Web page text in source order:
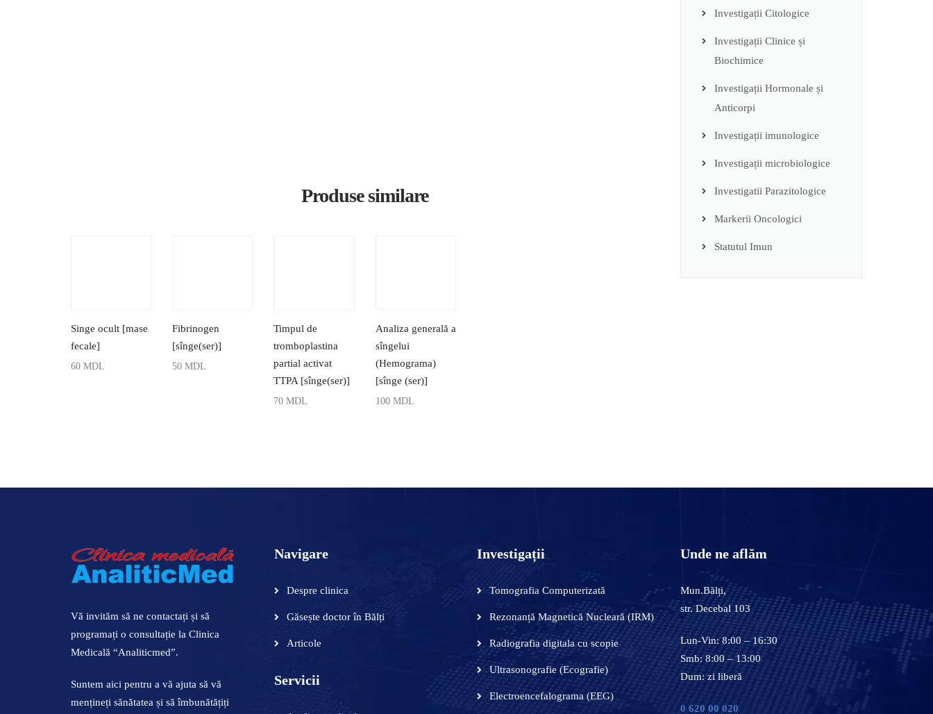
Produse similare
Singe ocult [mase
fecale]
60 MDL
Fibrinogen
[sînge(ser)]
50MDL
Timpul de
tromboplastina
partial activat
TTPA [sînge(ser)]
70MDL
Analiza generală a
sîngelui
(Hemograma)
[sînge (ser)]
100 MDL
Investigații Citologice
Investigații Clinice și
Biochimice
Investigații Hormonale și
Anticorpi
Investigații imunologice
Investigații microbiologice
Investigatii Parazitologice
Markerii Oncologici
Statutul Imun
Vă invităm să ne contactați și să
programați o consultație la Clinica
Medicală “Analiticmed”.
Suntem aici pentru a vă ajuta să vă
mențineți sănătatea și să îmbunătățiți
Navigare
Despre clinica
Găsește doctor în Bălți
Articole
Servicii
Investigații
Tomografia Computerizată
Rezonanță Magnetică Nucleară (IRM)
Radiografia digitala cu scopie
Ultrasonografie (Ecografie)
Electroencefalograma (EEG)
Unde ne aflăm
Mun.Bălți,
str. Decebal 103
Lun-Vin: 8:00 – 16:30
Smb: 8:00 – 13:00
Dum: zi liberă
0 620 00 020